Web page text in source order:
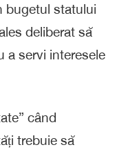
bugetul statului
deliberat să
a servi interesele
când
trebuie să